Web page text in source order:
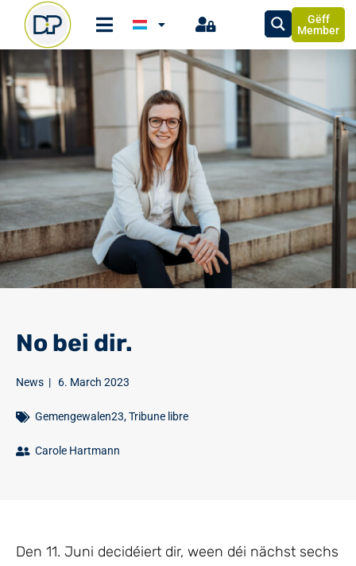
Gëff
Member
No bei dir.
News | 6. March 2023
Gemengewalen23,Tribune libre
Carole Hartmann
Den 11. Juni decidéiert dir, ween déi nächst sechs